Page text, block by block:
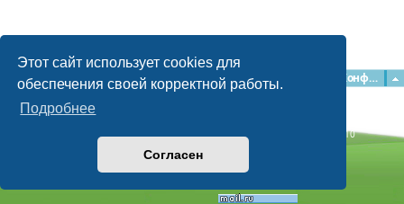
Этот сайт использует cookies для
обеспечения своей корректной работы.
Подробнее
Согласен
Главная Форумы Конфиденциальность
Наша команда
Time: 0.055s| Peak Memory Usage: 2.15 МБ | GZIP: Off |
Queries: 10
© phpBB Guru, 2004—2026
Powered by
Style byArtodia